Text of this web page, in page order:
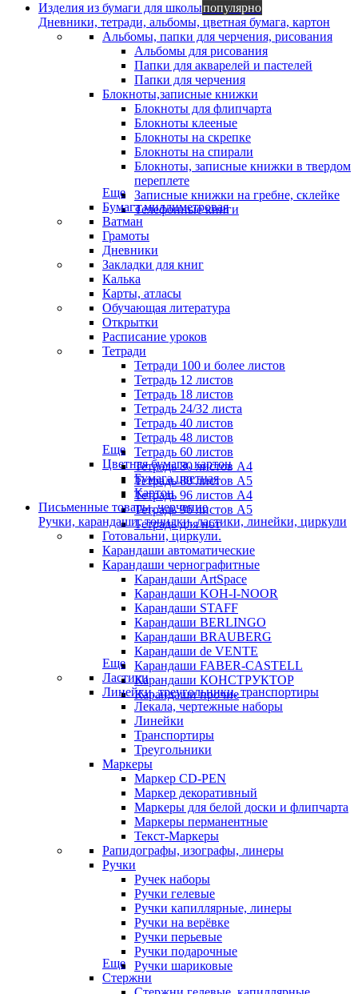
Изделия из бумаги для школыпопулярно
Дневники, тетради, альбомы, цветная бумага, картон
Альбомы, папки для черчения, рисования
Альбомы для рисования
Папки для акварелей и пастелей
Папки для черчения
Блокноты,записные книжки
Блокноты для флипчарта
Блокноты клееные
Блокноты на скрепке
Блокноты на спирали
Блокноты, записные книжки в твердом
переплете
Записные книжки на гребне, склейке
Телефонные книги
Еще
Бумага миллиметровая
Ватман
Грамоты
Дневники
Закладки для книг
Калька
Карты, атласы
Обучающая литература
Открытки
Расписание уроков
Тетради
Тетради 100 и более листов
Тетрадь 12 листов
Тетрадь 18 листов
Тетрадь 24/32 листа
Тетрадь 40 листов
Тетрадь 48 листов
Тетрадь 60 листов
Тетрадь 80 листов А4
Тетрадь 80 листов А5
Тетрадь 96 листов А4
Тетрадь 96 листов А5
Тетрадь для нот
Еще
Цветная бумага, картон
Бумага цветная
Картон
Письменные товары, черчение
Ручки, карандаши, точилки, ластики, линейки, циркули
Готовальни, циркули.
Карандаши автоматические
Карандаши чернографитные
Карандаши ArtSpace
Карандаши KOH-I-NOOR
Карандаши STAFF
Карандаши BERLINGO
Карандаши BRAUBERG
Карандаши de VENTE
Карандаши FABER-CASTELL
Карандаши КОНСТРУКТОР
Карандаши прочие
Еще
Ластики
Линейки, треугольники, транспортиры
Лекала, чертежные наборы
Линейки
Транспортиры
Треугольники
Маркеры
Маркер CD-PEN
Маркер декоративный
Маркеры для белой доски и флипчарта
Маркеры перманентные
Текст-Маркеры
Рапидографы, изографы, линеры
Ручки
Ручек наборы
Ручки гелевые
Ручки капиллярные, линеры
Ручки на верёвке
Ручки перьевые
Ручки подарочные
Ручки шариковые
Еще
Стержни